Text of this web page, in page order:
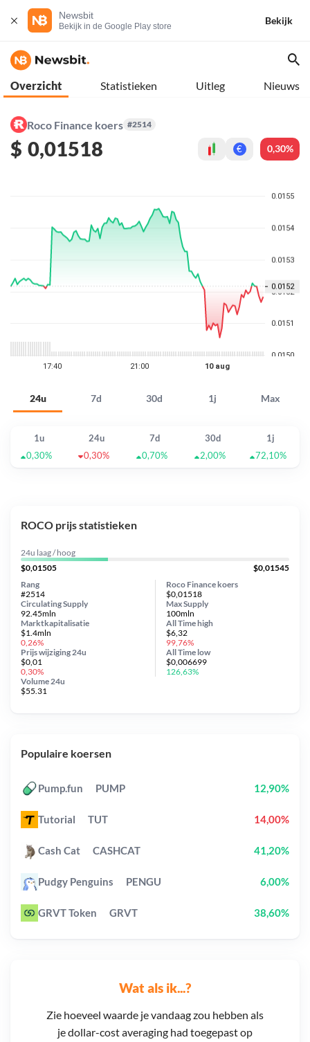
Newsbit
Bekijk in de Google Play store
Bekijk
Overzicht Statistieken Uitleg Nieuws
Roco Finance koers #2514
$ 0,01518 € 0,30%
24u 7d 30d 1j Max
1u 24u 7d 30d
1j
0,30%
0,30% 0,70% 2,00% 72,10%
Wat als ik...?
Zie hoeveel waarde je vandaag zou hebben als
je dollar-cost averaging had toegepast op
ROCO prijs statistieken
24u laag / hoog
$0,01505
$0,01545
Roco Finance koers
$0,01518
Circulating Supply
92.45mln
Prijs wijziging 24u
$0,01
0,30%
Max Supply
100mln
Marktkapitalisatie
$1.4mln
0,26%
Volume 24u
$55.31
Rang
#2514
All Timehigh
$6,32
99,76%
All Time low
$0,006699
126,63%
Populaire koersen
Pump.fun PUMP 12,90%
Tutorial TUT 14,00%
Cash Cat CASHCAT 41,20%
Pudgy Penguins PENGU 6,00%
GRVT Token GRVT 38,60%